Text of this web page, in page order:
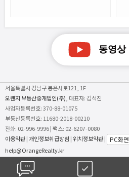
서울특별시 강남구 봉은사로121, 1F
오렌지 부동산중개법인(주) , 대표자: 김석진
사업자등록번호: 370-88-01075
부동산등록번호: 11680-2018-00210
전화: 02-996-9996| 팩스: 02-6207-0080
이용약관|개인정보취급방침 |위치정보약관| PC화면
help@OrangeRealty.kr